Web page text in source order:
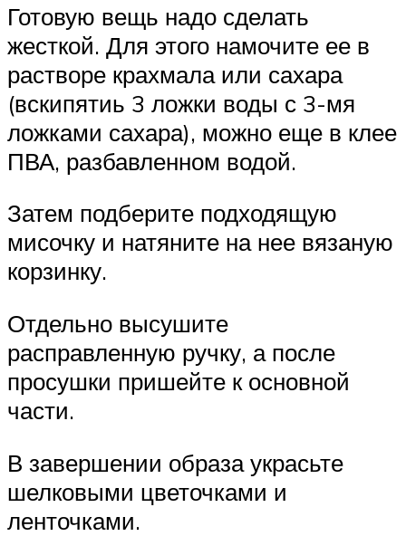
Готовую вещь надо сделать
жесткой. Для этого намочите ее в
растворе крахмала или сахара
(вскипятиь 3 ложки воды с 3-мя
ложками сахара), можно еще в клее
ПВА, разбавленном водой.
Затем подберите подходящую
мисочку и натяните на нее вязаную
корзинку.
Отдельно высушите
расправленную ручку, а после
просушки пришейте к основной
части.
В завершении образа украсьте
шелковыми цветочками и
ленточками.